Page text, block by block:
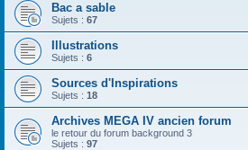
Bac a sable
Sujets : 67
Illustrations
Sujets : 6
Sources d'Inspirations
Sujets : 18
Archives MEGA IV ancien forum
le retour du forum background 3
Sujets : 97